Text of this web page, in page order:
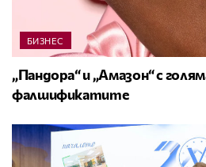
БИЗНЕС
„Пандора“ и „Амазон“ с
фалшификатите